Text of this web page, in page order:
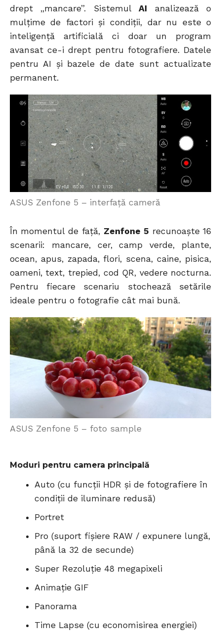
drept „mancare”. SistemulAI analizează o
mulțime de factori și condiții, dar nu este o
inteligență artificială ci doar un program
avansat ce-i drept pentru fotografiere. Datele
pentru AI și bazele de date sunt actualizate
permanent.
ASUS Zenfone 5 – interfață cameră
În momentul de față, Zenfone 5 recunoaște 16
scenarii: mancare, cer, camp verde, plante,
ocean, apus, zapada, flori, scena, caine, pisica,
oameni, text, trepied, cod QR, vedere nocturna.
Pentru fiecare scenariu stochează setările
ideale pentru o fotografie cât mai bună.
ASUS Zenfone 5 – foto sample
Moduri pentru camera principală
Auto (cu funcții HDR și de fotografiere în
condiții de iluminare redusă)
Portret
Pro (suport fișiere RAW / expunere lungă,
până la 32 de secunde)
Super Rezoluție 48 megapixeli
Animație GIF
Panorama
Time Lapse (cu economisirea energiei)